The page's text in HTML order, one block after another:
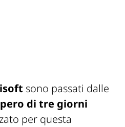
sono passati dalle
di tre giorni
per questa